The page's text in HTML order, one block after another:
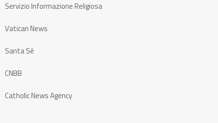
Servizio Informazione Religiosa
Vatican News
Santa Sé
CNBB
Catholic News Agency